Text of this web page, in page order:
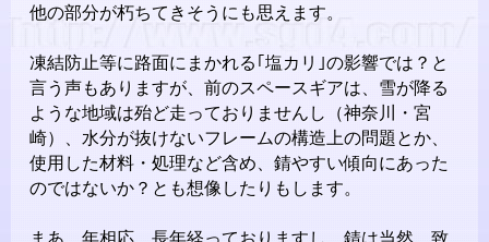
他の部分が朽ちてきそうにも思えます。
凍結防止等に路面にまかれる｢塩カリ｣の影響では？と
言う声もありますが、前のスペースギアは、雪が降る
ような地域は殆ど走っておりませんし（神奈川・宮
崎）、水分が抜けないフレームの構造上の問題とか、
使用した材料・処理など含め、錆やすい傾向にあった
のではないか？とも想像したりもします。
まあ、年相応、長年経っておりますし、錆は当然、致